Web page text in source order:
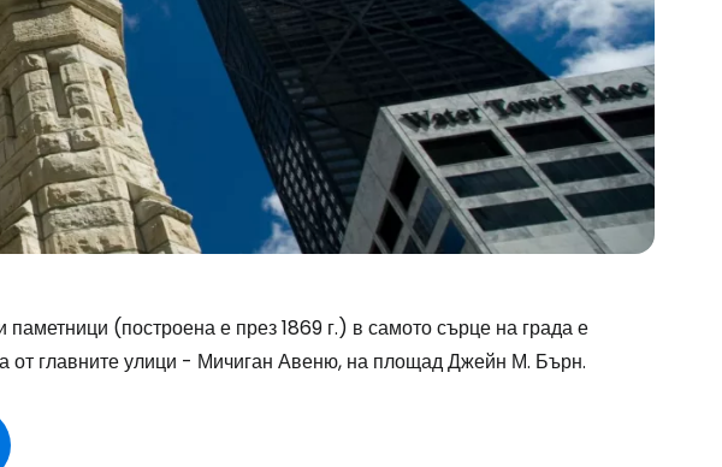
паметници (построена е през 1869 г.) в самото сърце на града е
от главните улици - Мичиган Авеню, на площад Джейн М. Бърн.